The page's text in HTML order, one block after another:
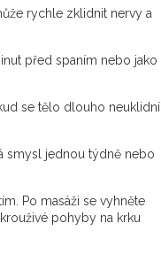
rychle zklidnit nervy a
před spaním nebo jako
se tělo dlouho neuklidní.
smysl jednou týdně nebo
Po masáži se vyhněte
pohyby na krku